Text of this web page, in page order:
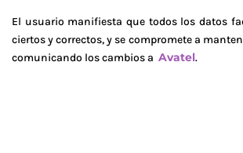
El usuario manifiesta que todos los datos
ciertos y correctos, y se compromete a
comunicando los cambios a Avatel.